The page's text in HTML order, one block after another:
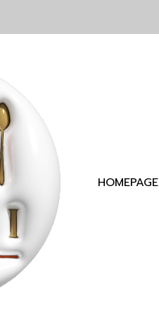
HOMEPAGE